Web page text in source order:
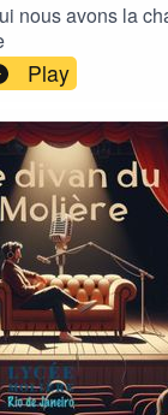
nous avons la
Play